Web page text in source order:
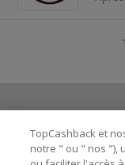
Besoin d'aide ?
TopCashback et
notre " ou " nos "),